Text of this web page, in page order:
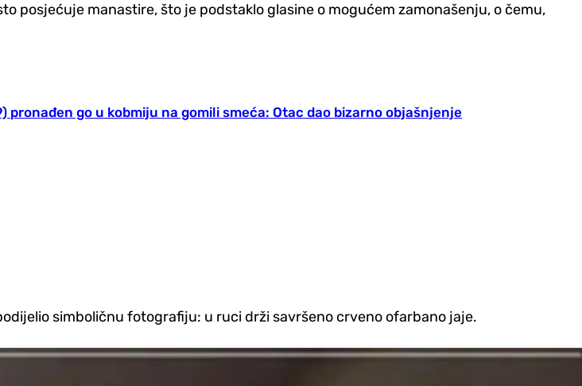
posjećuje manastire, što je podstaklo glasine o mogućem zamonašenju, o čemu,
pronađen go u kobmiju na gomili smeća: Otac dao bizarno objašnjenje
simboličnu fotografiju: u ruci drži savršeno crveno ofarbano jaje.